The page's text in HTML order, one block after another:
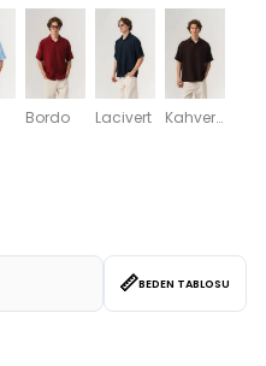
Bordo Lacivert Kahverengi
📏BEDEN TABLOSU